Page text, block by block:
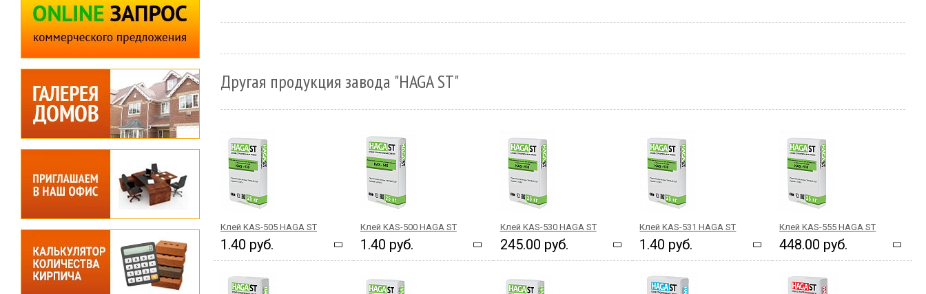
Другая продукция завода "HAGA ST"
Клей KAS-505 HAGA ST
1.40 руб.
Клей KAS-500 HAGA ST
1.40 руб.
Клей KAS-530 HAGA ST
245.00 руб.
Клей KAS-531 HAGA ST
1.40 руб.
Клей KAS-555 HAGA ST
448.00 руб.